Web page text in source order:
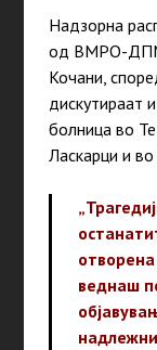
Надзорна
од ВМРО-
Кочани,
дискутираат
болница во
Ласкарци и во
веднаш